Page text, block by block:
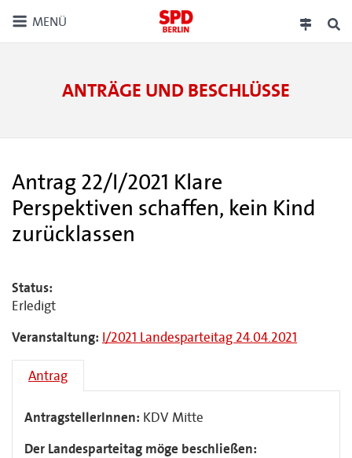
MENÜ
ANTRÄGE UND BESCHLÜSSE
Antrag 22/I/2021 Klare
Perspektiven schaffen, kein Kind
zurücklassen
Status:
Erledigt
Veranstaltung: I/2021 Landesparteitag 24.04.2021
Antrag
AntragstellerInnen: KDV Mitte
Der Landesparteitag möge beschließen: